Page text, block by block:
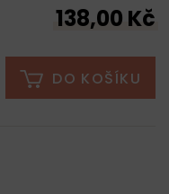
138,00 Kč
DO KOŠÍKU